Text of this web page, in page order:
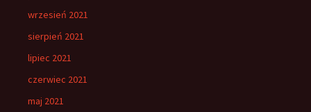
wrzesień 2021
sierpień 2021
lipiec 2021
czerwiec 2021
maj 2021